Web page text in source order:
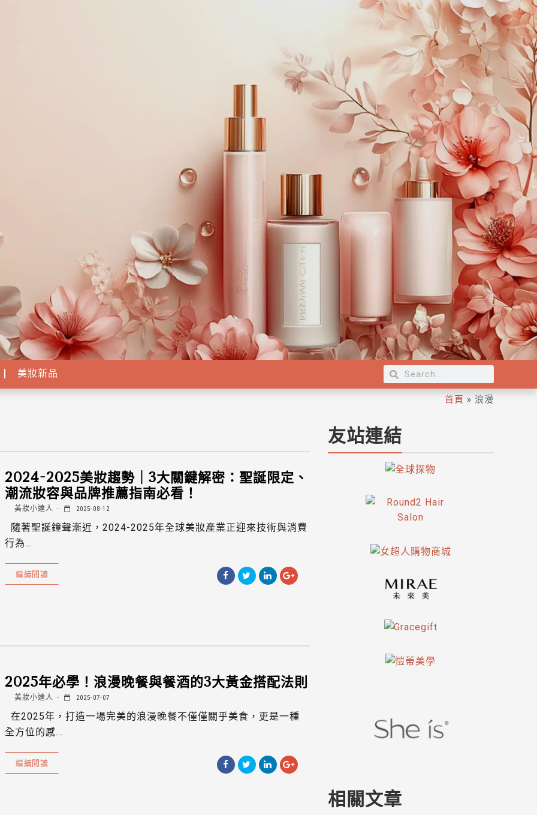
美妝新品
首頁 » 浪漫
2024-2025美妝趨勢｜3大關鍵解密：聖誕限定、
潮流妝容與品牌推薦指南必看！
美妝小達人 2025-08-12
隨著聖誕鐘聲漸近，2024-2025年全球美妝產業正迎來技術與消費
行為...
繼續閱讀
2025年必學！浪漫晚餐與餐酒的3大黃金搭配法則
美妝小達人 2025-07-07
在2025年，打造一場完美的浪漫晚餐不僅僅關乎美食，更是一種
全方位的感...
繼續閱讀
友站連結
相關文章